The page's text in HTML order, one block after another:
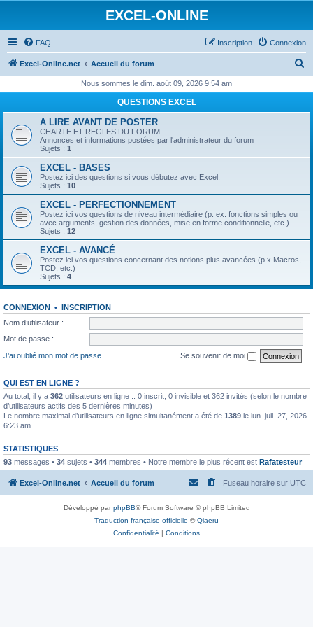
EXCEL-ONLINE
FAQ Connexion
Inscription
Excel-Online.net Accueil du forum
h
e
Nous sommes le dim. août 09, 2026 9:54 am
QUESTIONS EXCEL
A LIRE AVANT DE POSTER
CHARTE ET REGLES DU FORUM
Annonces et informations postées par l'administrateur du forum
Sujets : 1
EXCEL - BASES
Postez ici des questions si vous débutez avec Excel.
Sujets : 10
EXCEL - PERFECTIONNEMENT
Postez ici vos questions de niveau intermédiaire (p. ex. fonctions simples ou
avec arguments, gestion des données, mise en forme conditionnelle, etc.)
Sujets : 12
EXCEL - AVANCÉ
Postez ici vos questions concernant des notions plus avancées (p.x Macros,
TCD, etc.)
Sujets : 4
CONNEXION • INSCRIPTION
Nom d’utilisateur :
Mot de passe :
J’ai oublié mon mot de passe
Se souvenir de moi
QUI EST EN LIGNE ?
Au total, il y a 362 utilisateurs en ligne :: 0 inscrit, 0 invisible et 362 invités (selon le nombre
d’utilisateurs actifs des 5 dernières minutes)
Le nombre maximal d’utilisateurs en ligne simultanément a été de 1389 le lun. juil. 27, 2026
6:23 am
STATISTIQUES
93 messages • 34 sujets • 344 membres • Notre membre le plus récent est Rafatesteur
Excel-Online.net Accueil du forum Fuseau horaire sur UTC
Développé parphpBB® Forum Software © phpBB Limited
Traduction française officielle ©Qiaeru
Confidentialité | Conditions